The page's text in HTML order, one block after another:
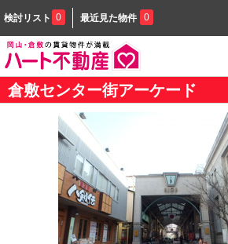
検討リスト 0 最近見た物件 0
倉敷センター街アーケード